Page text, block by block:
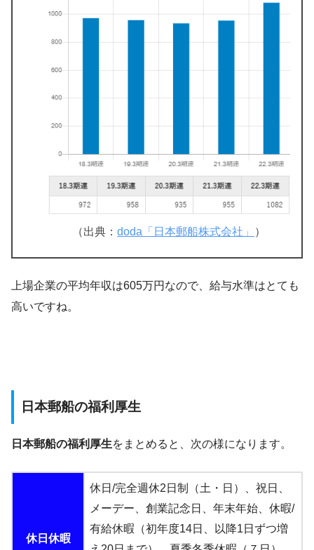
（出典： doda「日本郵船株式会社」 ）
上場企業の平均年収は605万円なので、給与水準はとても
高いですね。
日本郵船の福利厚生
日本郵船の福利厚生をまとめると、次の様になります。
休日休暇
休日/完全週休2日制（土・日）、祝日、
メーデー、創業記念日、年末年始、休暇/
有給休暇（初年度14日、以降1日ずつ増